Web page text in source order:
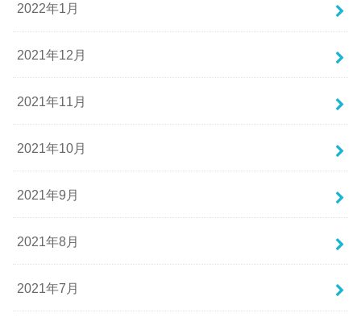
2022年1月
2021年12月
2021年11月
2021年10月
2021年9月
2021年8月
2021年7月